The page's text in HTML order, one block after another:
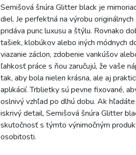
Semišová šnúra Glitter black je
diel. Je perfektná na výrobu
pridáva punc luxusu a štýlu. Rovnako
tašiek, klobúkov alebo iných módnych
viazanie záclon, zdobenie vankúšov
ľahkosť práce s ňou zaručujú, že vaše
tak, aby bola nielen krásna, ale aj
aplikácií. Trblietky sú pevne fixované,
oslnivý vzhľad po dlhú dobu. Ak
iskrivý detail, Semišová šnúra Glitter
skutočnosť s týmto výnimočným
osobitosti.